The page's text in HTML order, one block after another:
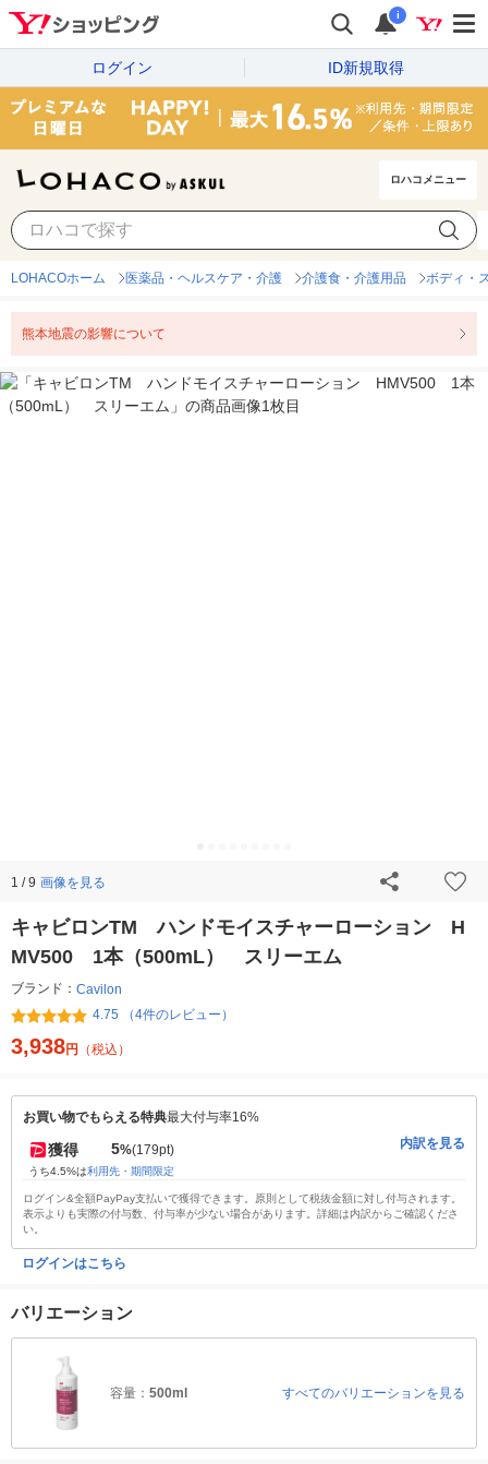
i
ログイン ID新規取得
ロハコメニュー
LOHACOホーム 医薬品・ヘルスケア・介護 介護食・介護用品 ボディ・
熊本地震の影響について
1 / 9 画像を見る
キャビロンTM ハンドモイスチャーローション H
MV500 1本（500mL） スリーエム
ブランド： Cavilon
4.75 （4件のレビュー）
3,938円 （税込）
お買い物でもらえる特典最大付与率16%
獲得 5%(179pt)
うち4.5%は利用先・期間限定
内訳を見る
ログイン&全額PayPay支払いで獲得できます。原則として税抜金額に対し付与されます。
表示よりも実際の付与数、付与率が少ない場合があります。詳細は内訳からご確認くださ
い。
ログインはこちら
バリエーション
容量： 500ml すべてのバリエーションを見る